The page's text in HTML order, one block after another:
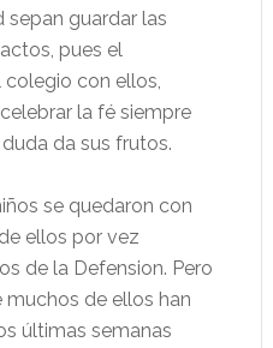
sepan guardar las
pues el
con ellos,
la fé siempre
da sus frutos.
se quedaron con
ellos por vez
de la Defension. Pero
de ellos han
últimas semanas